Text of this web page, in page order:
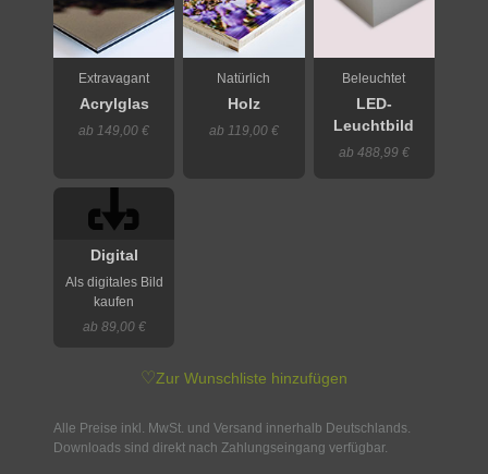
Extravagant
Acrylglas
ab 149,00 €
Natürlich
Holz
ab 119,00 €
Beleuchtet
LED-
Leuchtbild
ab 488,99 €
Digital
Als digitales Bild
kaufen
ab 89,00 €
♡Zur Wunschliste hinzufügen
Alle Preise inkl. MwSt. und Versand innerhalb Deutschlands.
Downloads sind direkt nach Zahlungseingang verfügbar.